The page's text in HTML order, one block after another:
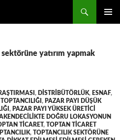
yatırım yapmak
, DISTRIBÜTÖRLÜK, ESNAF,
, PAZAR PAYI DÜŞÜK
, PAZAR PAYI YÜKSEK ÜRETICI
DOĞRU LOKASYONUN
TICARET, TOPTAN TICARET
, TOPTANCILIK SEKTÖRÜNE